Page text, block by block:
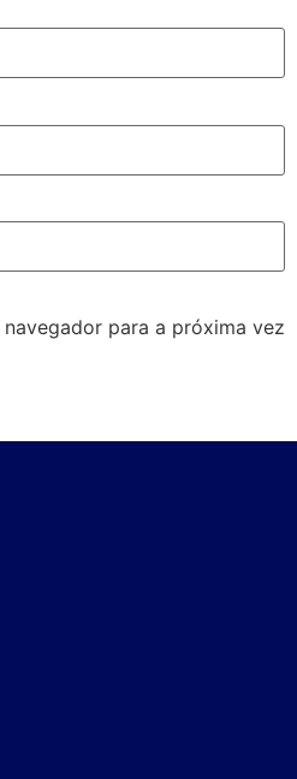
para a próxima vez